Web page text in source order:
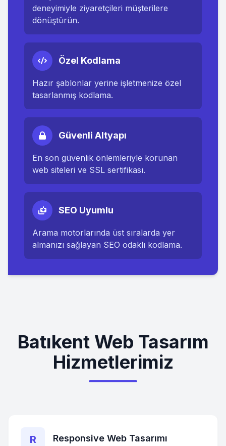
deneyimiyle ziyaretçileri müşterilere
dönüştürün.
Özel Kodlama
Hazır şablonlar yerine işletmenize özel
tasarlanmış kodlama.
Güvenli Altyapı
En son güvenlik önlemleriyle korunan
web siteleri ve SSL sertifikası.
SEO Uyumlu
Arama motorlarında üst sıralarda yer
almanızı sağlayan SEO odaklı kodlama.
Batıkent Web Tasarım
Hizmetlerimiz
R Responsive Web Tasarımı